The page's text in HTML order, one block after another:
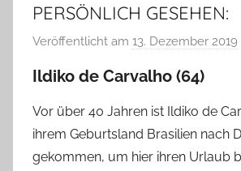
PERSÖNLICH GESEHEN:
Veröffentlicht am 13. Dezember 2019
a
Ildiko de Carvalho (64)
Vor über 40 Jahren ist Ildiko de
ihrem Geburtsland Brasilien nach
gekommen, um hier ihren Urlaub